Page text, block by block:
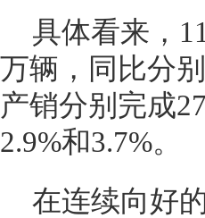
具体看来，
万辆，同比分
产销分别完成
2.9%和3.7%。
在连续向好